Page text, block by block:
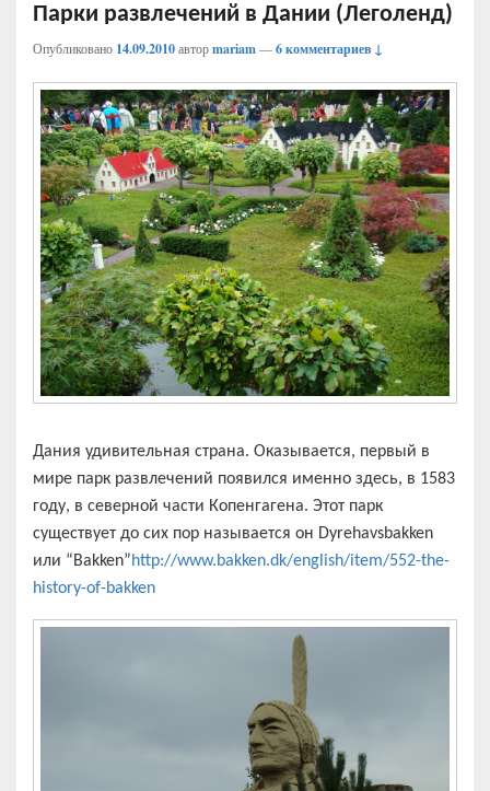
Парки развлечений в Дании (Леголенд)
Опубликовано 14.09.2010авторmariam—6 комментариев ↓
Дания удивительная страна. Оказывается, первый в
мире парк развлечений появился именно здесь, в 1583
году, в северной части Копенгагена. Этот парк
существует до сих пор называется он Dyrehavsbakken
или “Bakken”http://www.bakken.dk/english/item/552-the-
history-of-bakken